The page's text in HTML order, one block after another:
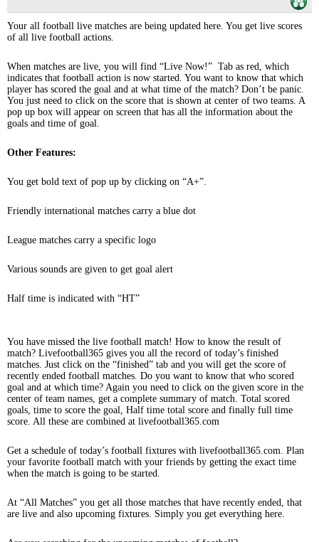
Your all football live matches are being updated here. You get live scores
of all live football actions.
When matches are live, you will find “Live Now!” Tab as red, which
indicates that football action is now started. You want to know that which
player has scored the goal and at what time of the match? Don’t be panic.
You just need to click on the score that is shown at center of two teams. A
pop up box will appear on screen that has all the information about the
goals and time of goal.
Other Features:
You get bold text of pop up by clicking on “A+”.
Friendly international matches carry a blue dot
League matches carry a specific logo
Various sounds are given to get goal alert
Half time is indicated with “HT”
You have missed the live football match! How to know the result of
match? Livefootball365 gives you all the record of today’s finished
matches. Just click on the “finished” tab and you will get the score of
recently ended football matches. Do you want to know that who scored
goal and at which time? Again you need to click on the given score in the
center of team names, get a complete summary of match. Total scored
goals, time to score the goal, Half time total score and finally full time
score. All these are combined at livefootball365.com
Get a schedule of today’s football fixtures with livefootball365.com. Plan
your favorite football match with your friends by getting the exact time
when the match is going to be started.
At “All Matches” you get all those matches that have recently ended, that
are live and also upcoming fixtures. Simply you get everything here.